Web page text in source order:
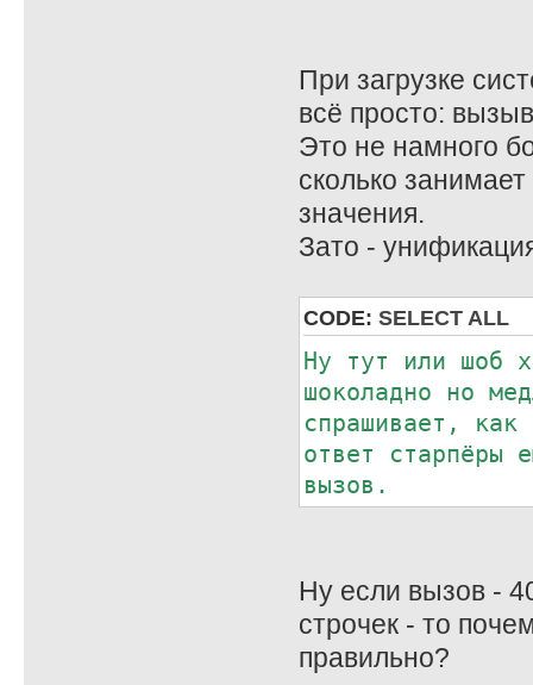
// Чтение
; hl - buffer
; bc - counter
; de - адрес
read_from_dev:
exx
ld
push hl ;//
exx
push hl
ld
add hl,de
push hl
pop de
exx
;// de - адрес
нужно)
При загрузке
всё просто:
Это не намного
сколько
значения.
Зато -
CODE: SELECT ALL
Ну тут или шоб
шоколадно но
спрашивает,
ответ старпёры
вызов.
Ну если вызов -
строчек - то
правильно?